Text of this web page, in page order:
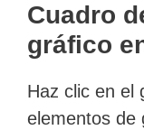
Cuadro
gráfico
Haz clic en el
elementos de